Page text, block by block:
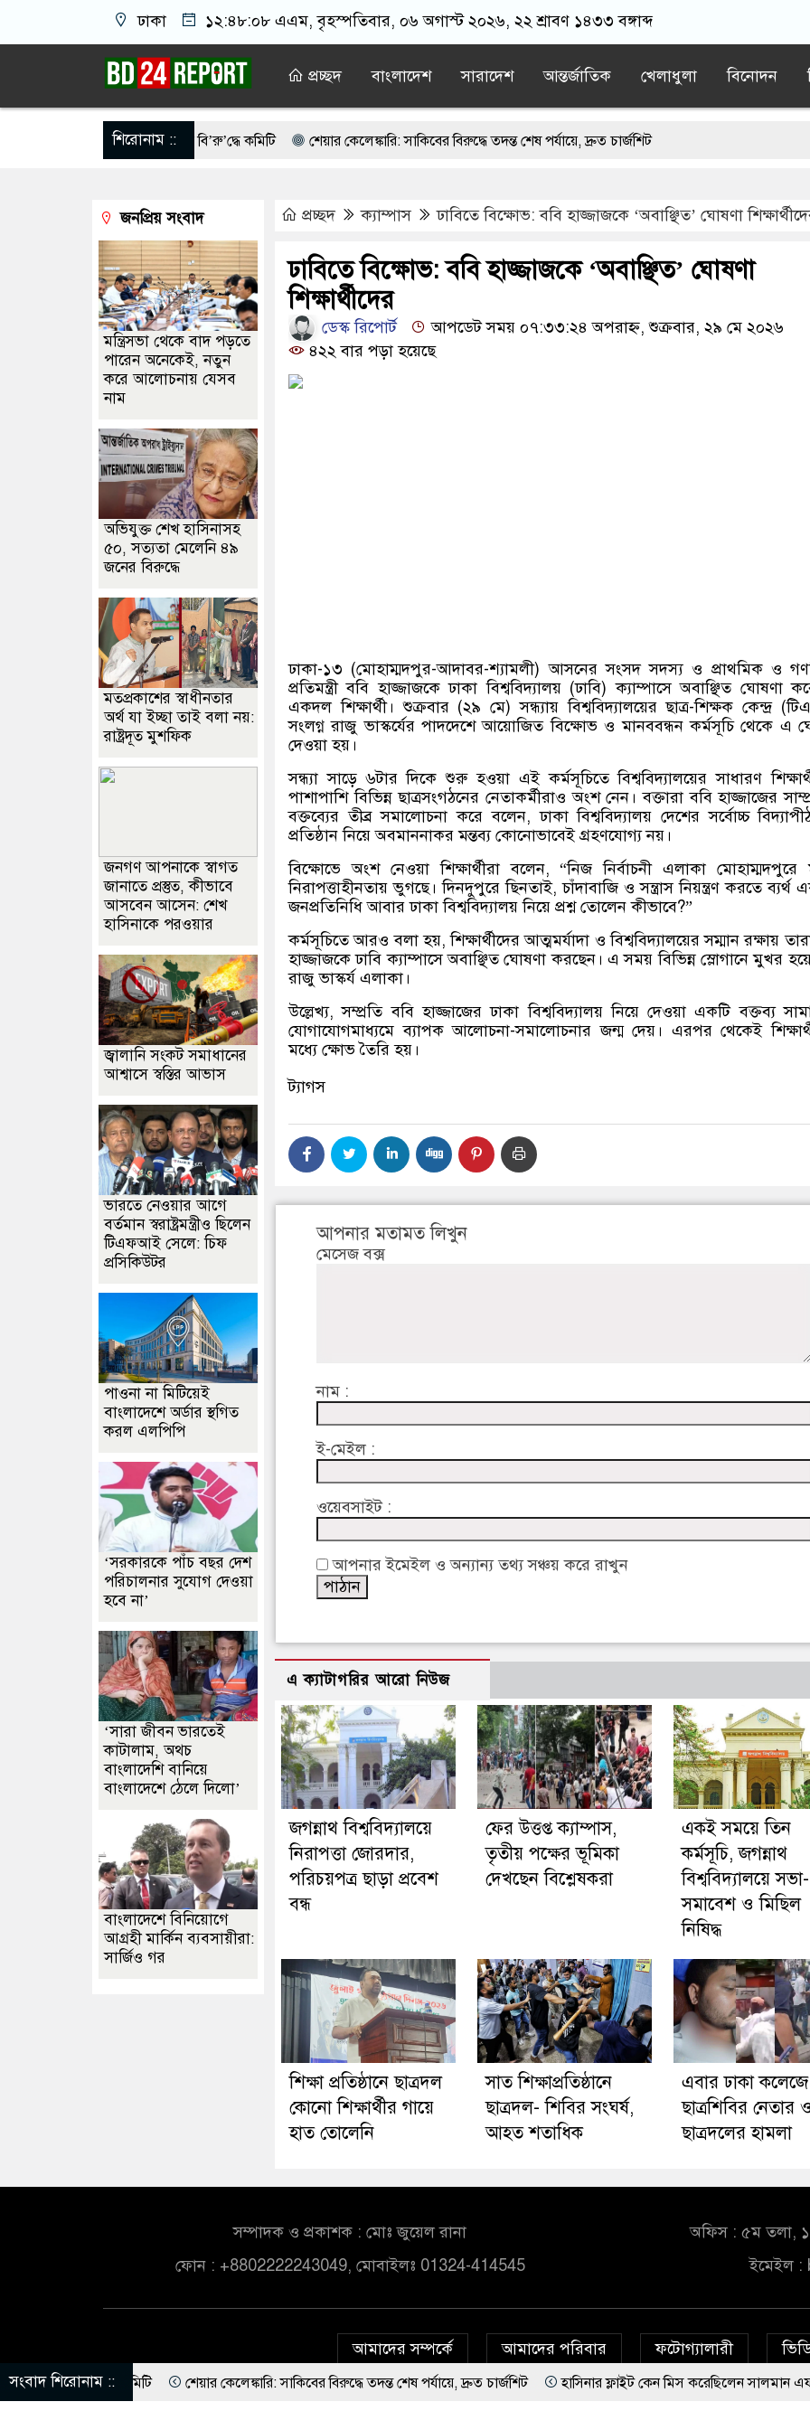
ঢাকা ১২:৪৮:০৯ এএম, বৃহস্পতিবার, ০৬ অগাস্ট ২০২৬, ২২ শ্রাবণ ১৪৩৩ বঙ্গাব্দ
প্রচ্ছদ বাংলাদেশ সারাদেশ আন্তর্জাতিক খেলাধুলা বিনোদন
শিরোনাম ::
বেরোবির ৭ শিক্ষকের বি’রু’দ্ধে কমিটি শেয়ার কেলেঙ্কারি: সাকিবের বিরুদ্ধে তদন্ত শেষ পর্যায়ে, দ্রুত চার্জশিট
রাজনীতি ছাড়লেন আ.লীগের প্রবীণ নেতা যুবকের সঙ্গে দেখা করতে গিয়ে ধর্ষণের শিকার কিশোরী সুখবর পেলেন বিএনপির ৬ নেতা
ফ্যামিলি কার্ড দেবেন প্রধানমন্ত্রী র‍্যাবের বদলে নতুন বাহিনী, খসড়া আইন প্রকাশ
প্রচ্ছদ ক্যাম্পাস ঢাবিতে বিক্ষোভ: ববি হাজ্জাজকে ‘অবাঞ্ছিত’ ঘোষণা
ঢাবিতে বিক্ষোভ: ববি হাজ্জাজকে ‘অবাঞ্ছিত’ ঘোষণা
শিক্ষার্থীদের
ডেস্ক রিপোর্ট
আপডেট সময় ০৭:৩৩:২৪ অপরাহ্ন, শুক্রবার, ২৯ মে ২০২৬
৪২২ বার পড়া হয়েছে
ঢাকা-১৩ (মোহাম্মদপুর-আদাবর-শ্যামলী) আসনের সংসদ সদস্য ও প্রাথমিক ও
প্রতিমন্ত্রী ববি হাজ্জাজকে ঢাকা বিশ্ববিদ্যালয় (ঢাবি) ক্যাম্পাসে অবাঞ্ছিত ঘোষণা
একদল শিক্ষার্থী। শুক্রবার (২৯ মে) সন্ধ্যায় বিশ্ববিদ্যালয়ের ছাত্র-শিক্ষক কেন্দ্র
সংলগ্ন রাজু ভাস্কর্যের পাদদেশে আয়োজিত বিক্ষোভ ও মানববন্ধন কর্মসূচি থেকে এ
দেওয়া হয়।
সন্ধ্যা সাড়ে ৬টার দিকে শুরু হওয়া এই কর্মসূচিতে বিশ্ববিদ্যালয়ের সাধারণ
পাশাপাশি বিভিন্ন ছাত্রসংগঠনের নেতাকর্মীরাও অংশ নেন। বক্তারা ববি হাজ্জাজের
বক্তব্যের তীব্র সমালোচনা করে বলেন, ঢাকা বিশ্ববিদ্যালয় দেশের সর্বোচ্চ
প্রতিষ্ঠান নিয়ে অবমাননাকর মন্তব্য কোনোভাবেই গ্রহণযোগ্য নয়।
বিক্ষোভে অংশ নেওয়া শিক্ষার্থীরা বলেন, “নিজ নির্বাচনী এলাকা মোহাম্মদপুরে
নিরাপত্তাহীনতায় ভুগছে। দিনদুপুরে ছিনতাই, চাঁদাবাজি ও সন্ত্রাস নিয়ন্ত্রণ করতে ব্যর্থ
জনপ্রতিনিধি আবার ঢাকা বিশ্ববিদ্যালয় নিয়ে প্রশ্ন তোলেন কীভাবে?”
কর্মসূচিতে আরও বলা হয়, শিক্ষার্থীদের আত্মমর্যাদা ও বিশ্ববিদ্যালয়ের সম্মান রক্ষায়
হাজ্জাজকে ঢাবি ক্যাম্পাসে অবাঞ্ছিত ঘোষণা করছেন। এ সময় বিভিন্ন স্লোগানে মুখর
রাজু ভাস্কর্য এলাকা।
উল্লেখ্য, সম্প্রতি ববি হাজ্জাজের ঢাকা বিশ্ববিদ্যালয় নিয়ে দেওয়া একটি বক্তব্য
যোগাযোগমাধ্যমে ব্যাপক আলোচনা-সমালোচনার জন্ম দেয়। এরপর থেকেই
মধ্যে ক্ষোভ তৈরি হয়।
ট্যাগস
আপনার মতামত লিখুন
মেসেজ বক্স
নাম :
ই-মেইল :
ওয়েবসাইট :
আপনার ইমেইল ও অন্যান্য তথ্য সঞ্চয় করে রাখুন
এ ক্যাটাগরির আরো নিউজ
জগন্নাথ বিশ্ববিদ্যালয়ে
নিরাপত্তা জোরদার,
পরিচয়পত্র ছাড়া প্রবেশ
বন্ধ
ফের উত্তপ্ত ক্যাম্পাস,
তৃতীয় পক্ষের ভূমিকা
দেখছেন বিশ্লেষকরা
একই সময়ে তিন
কর্মসূচি, জগন্নাথ
বিশ্ববিদ্যালয়ে সভা-
সমাবেশ ও মিছিল
নিষিদ্ধ
শিক্ষা প্রতিষ্ঠানে ছাত্রদল
কোনো শিক্ষার্থীর গায়ে
হাত তোলেনি
সাত শিক্ষাপ্রতিষ্ঠানে
ছাত্রদল- শিবির সংঘর্ষ,
আহত শতাধিক
এবার ঢাকা কলেজে
ছাত্রশিবির নেতার
ছাত্রদলের হামলা
জনপ্রিয় সংবাদ
মন্ত্রিসভা থেকে বাদ পড়তে
পারেন অনেকেই, নতুন
করে আলোচনায় যেসব
নাম
অভিযুক্ত শেখ হাসিনাসহ
৫০, সত্যতা মেলেনি ৪৯
জনের বিরুদ্ধে
মতপ্রকাশের স্বাধীনতার
অর্থ যা ইচ্ছা তাই বলা নয়:
রাষ্ট্রদূত মুশফিক
জনগণ আপনাকে স্বাগত
জানাতে প্রস্তুত, কীভাবে
আসবেন আসেন: শেখ
হাসিনাকে পরওয়ার
জ্বালানি সংকট সমাধানের
আশ্বাসে স্বস্তির আভাস
ভারতে নেওয়ার আগে
বর্তমান স্বরাষ্ট্রমন্ত্রীও ছিলেন
টিএফআই সেলে: চিফ
প্রসিকিউটর
পাওনা না মিটিয়েই
বাংলাদেশে অর্ডার স্থগিত
করল এলপিপি
‘সরকারকে পাঁচ বছর দেশ
পরিচালনার সুযোগ দেওয়া
হবে না’
‘সারা জীবন ভারতেই
কাটালাম, অথচ
বাংলাদেশি বানিয়ে
বাংলাদেশে ঠেলে দিলো’
বাংলাদেশে বিনিয়োগে
আগ্রহী মার্কিন ব্যবসায়ীরা:
সার্জিও গর
সম্পাদক ও প্রকাশক : মোঃ জুয়েল রানা
ফোন : +8802222243049, মোবাইলঃ 01324-414545
অফিস : ৫ম তলা,
ইমেইল :
আমাদের সম্পর্কে আমাদের পরিবার ফটোগ্যালারী
সংবাদ শিরোনাম ::
কমিটি শেয়ার কেলেঙ্কারি: সাকিবের বিরুদ্ধে তদন্ত শেষ পর্যায়ে, দ্রুত চার্জশিট হাসিনার ফ্লাইট কেন মিস করেছিলেন সালমান এফ রহমান?